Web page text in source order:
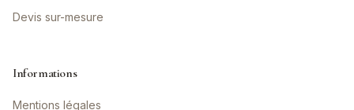
Devis sur-mesure
Informations
Mentions légales